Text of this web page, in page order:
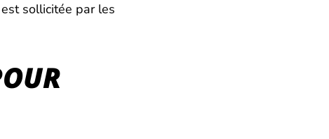
sollicitée par les